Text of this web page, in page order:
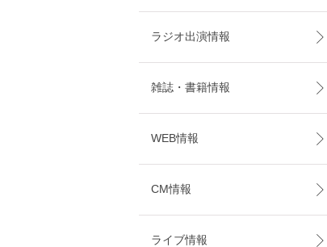
ラジオ出演情報
雑誌・書籍情報
WEB情報
CM情報
ライブ情報